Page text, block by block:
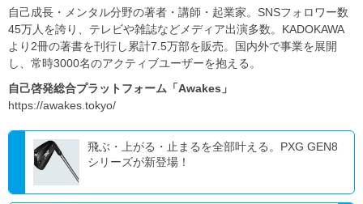
自己成長・メンタル分野の著者・講師・起業家。SNSフォロワー数
45万人を誇り、テレビや雑誌などメディア出演多数。KADOKAWA
より2冊の著書を刊行し累計7.5万部を販売。国内外で事業を展開
し、常時3000名のアクティブユーザーを抱える。​
自己啓発総合プラットフォーム「Awakes」
​https://awakes.tokyo/
飛ぶ・上がる・止まるを全部叶える。PXG GEN8
シリーズが新登場！